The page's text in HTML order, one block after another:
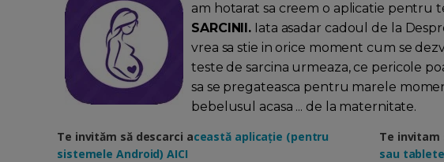
am hotarat sa creem o aplicatie pentru
SARCINII. Iata asadar cadoul de la
vrea sa stie in orice moment cum se
teste de sarcina urmeaza, ce pericole
sa se pregateasca pentru marele
bebelusul acasa ... de la maternitate.
Te invităm să descarci această aplicație (pentru
sistemele Android) AICI
Te invitam
sau tablete